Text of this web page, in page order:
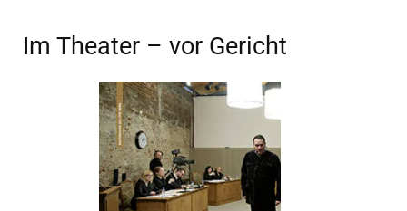
Im Theater – vor Gericht